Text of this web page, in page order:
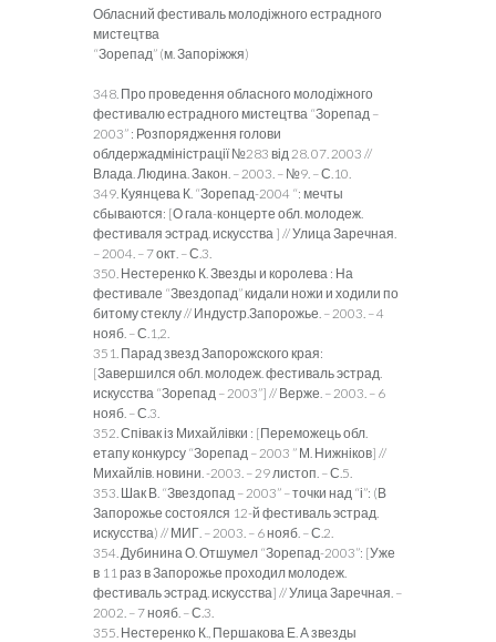
Обласний фестиваль молодіжного естрадного
мистецтва
“Зорепад” (м. Запоріжжя)
348. Про проведення обласного молодіжного
фестивалю естрадного мистецтва “Зорепад –
2003” : Розпорядження голови
облдержадміністрації №283 від 28. 07. 2003 //
Влада. Людина. Закон. – 2003. – №9. – С.10.
349. Куянцева К. “Зорепад-2004 “: мечты
сбываются: [О гала-концерте обл. молодеж.
фестиваля эстрад. искусства ] // Улица Заречная.
– 2004. – 7 окт. – С.3.
350. Нестеренко К. Звезды и королева : На
фестивале “Звездопад” кидали ножи и ходили по
битому стеклу // Индустр.Запорожье. – 2003. – 4
нояб. – С.1,2.
351. Парад звезд Запорожского края:
[Завершился обл. молодеж. фестиваль эстрад.
искусства “Зорепад – 2003”] // Верже. – 2003. – 6
нояб. – С.3.
352. Співак із Михайлівки : [Переможець обл.
етапу конкурсу “Зорепад – 2003 ” М. Нижніков] //
Михайлів. новини. -2003. – 29 листоп. – С.5.
353. Шак В. “Звездопад – 2003” – точки над “і”: (В
Запорожье состоялся 12-й фестиваль эстрад.
искусства) // МИГ. – 2003. – 6 нояб. – С.2.
354. Дубинина О. Отшумел “Зорепад-2003”: [Уже
в 11 раз в Запорожье проходил молодеж.
фестиваль эстрад. искусства] // Улица Заречная. –
2002. – 7 нояб. – С.3.
355. Нестеренко К., Першакова Е. А звезды